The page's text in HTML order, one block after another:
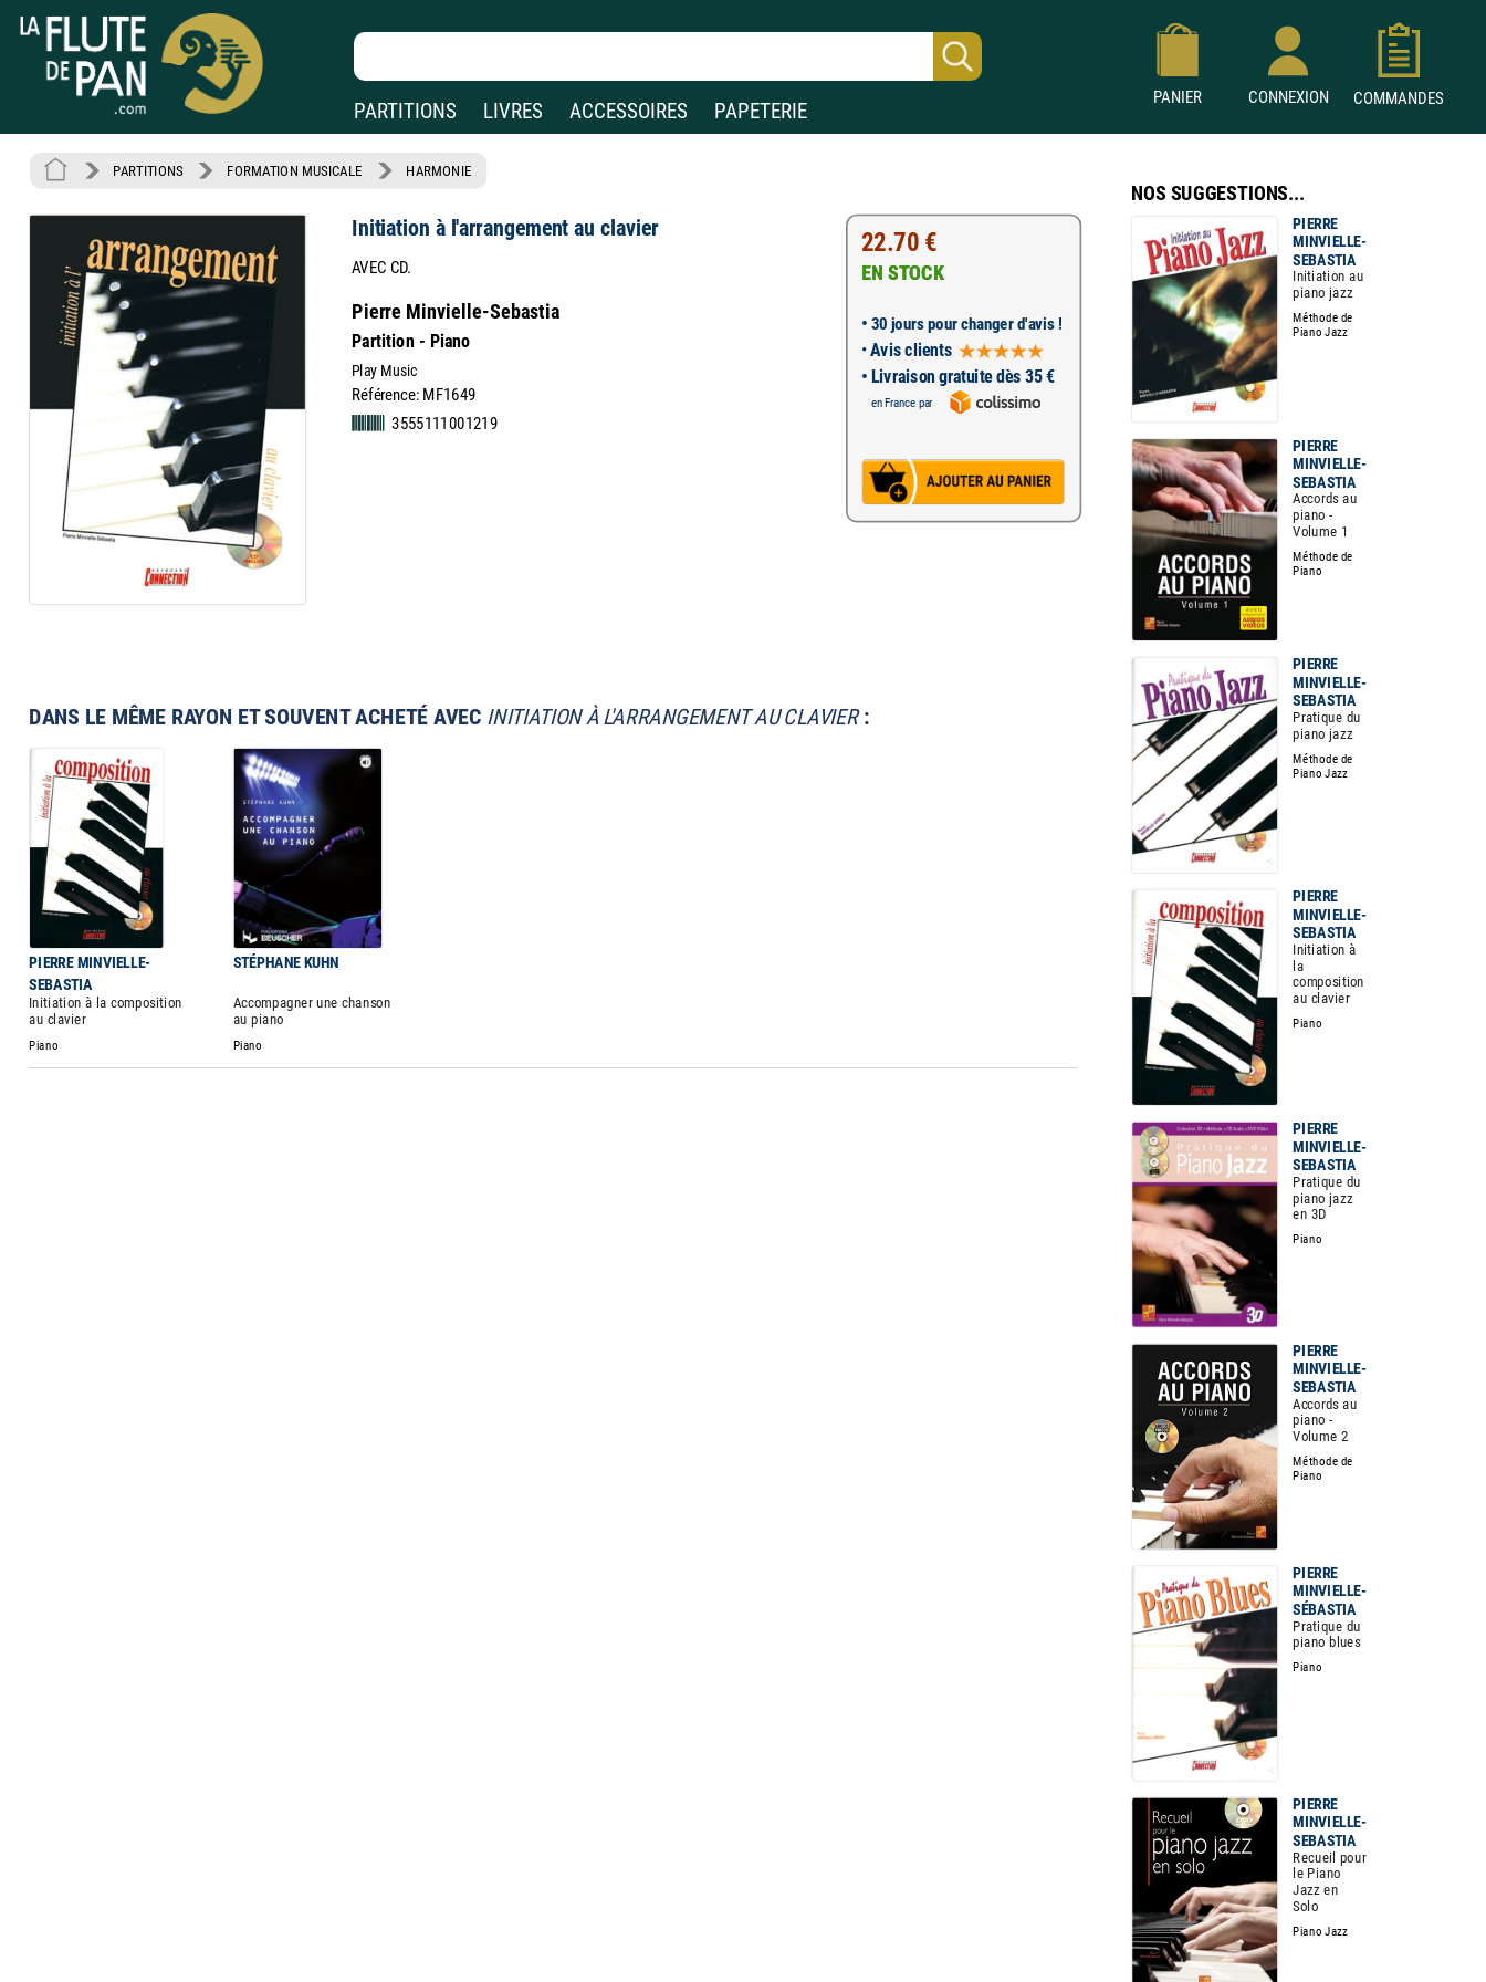
PARTITIONS LIVRES ACCESSOIRES PAPETERIE
PANIER CONNEXION COMMANDES
PARTITIONS FORMATION MUSICALE HARMONIE
Initiation à l'arrangement au clavier
AVEC CD.
Pierre Minvielle-Sebastia
Partition - Piano
Play Music
Référence: MF1649
3555111001219
22.70 €
EN STOCK
• 30 jours pour changer d'avis !
•Avis clients
• Livraison gratuite dès 35 €
en France par
DANS LE MÊME RAYON ET SOUVENT ACHETÉ AVEC INITIATION À L'ARRANGEMENT AU CLAVIER:
PIERRE MINVIELLE-
SEBASTIA
STÉPHANE KUHN
Initiation à la composition
au clavier
Accompagner une chanson
au piano
Piano Piano
NOS SUGGESTIONS...
PIERRE
MINVIELLE-
SEBASTIA
Initiation au
piano jazz
Méthode de
Piano Jazz
PIERRE
MINVIELLE-
SEBASTIA
Accords au
piano -
Volume 1
Méthode de
Piano
PIERRE
MINVIELLE-
SEBASTIA
Pratique du
piano jazz
Méthode de
Piano Jazz
PIERRE
MINVIELLE-
SEBASTIA
Initiation à
la
composition
au clavier
Piano
PIERRE
MINVIELLE-
SEBASTIA
Pratique du
piano jazz
en 3D
Piano
PIERRE
MINVIELLE-
SEBASTIA
Accords au
piano -
Volume 2
Méthode de
Piano
PIERRE
MINVIELLE-
SÉBASTIA
Pratique du
piano blues
Piano
PIERRE
MINVIELLE-
SEBASTIA
Recueil pour
le Piano
Jazz en
Solo
Piano Jazz